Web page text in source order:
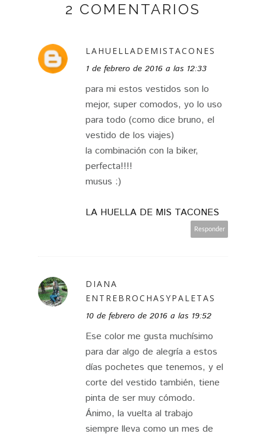
2 COMENTARIOS
LAHUELLADEMISTACONES
1 de febrero de 2016 a las 12:33
para mi estos vestidos son lo
mejor, super comodos, yo lo uso
para todo (como dice bruno, el
vestido de los viajes)
la combinación con la biker,
perfecta!!!!
musus :)
LA HUELLA DE MIS TACONES
Responder
DIANA
ENTREBROCHASYPALETAS
10 de febrero de 2016 a las 19:52
Ese color me gusta muchísimo
para dar algo de alegría a estos
días pochetes que tenemos, y el
corte del vestido también, tiene
pinta de ser muy cómodo.
Ánimo, la vuelta al trabajo
siempre lleva como un mes de